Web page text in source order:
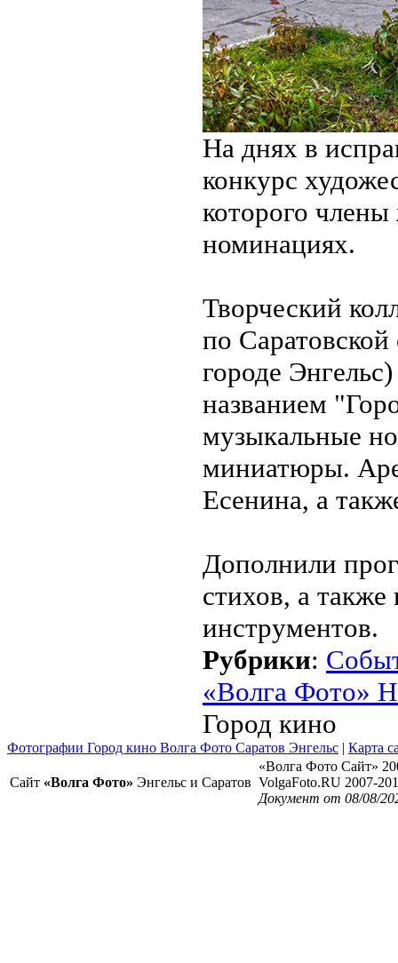
На днях в
конкурс
которого
номинациях.
Творческий
по
городе
названием
музыкальные
миниатюры.
Есенина, а
Дополнили
стихов, а
инструментов.
Рубрики:
«Волга Фото»
Город кино
Фотографии Город кино Волга Фото Саратов Энгельс | Карта
Сайт «Волга Фото» Энгельс и Саратов
«Волга Фото Сайт»
VolgaFoto.RU 2007-
Документ от 08/08/